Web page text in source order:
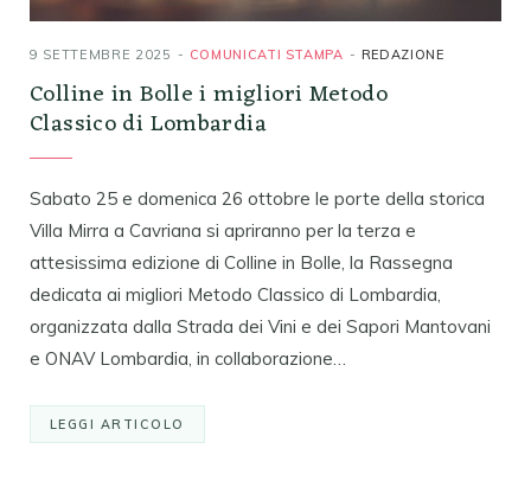
9 SETTEMBRE 2025 COMUNICATI STAMPA REDAZIONE
Colline in Bolle i migliori Metodo
Classico di Lombardia
Sabato 25 e domenica 26 ottobre le porte della storica
Villa Mirra a Cavriana si apriranno per la terza e
attesissima edizione di Colline in Bolle, la Rassegna
dedicata ai migliori Metodo Classico di Lombardia,
organizzata dalla Strada dei Vini e dei Sapori Mantovani
e ONAV Lombardia, in collaborazione…
LEGGI ARTICOLO